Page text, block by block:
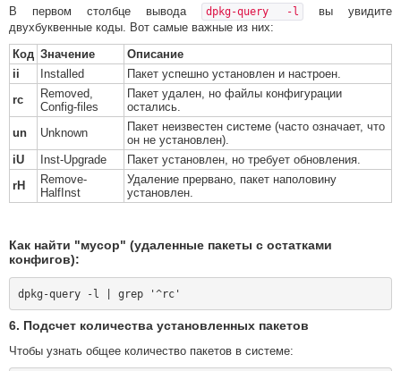
В первом столбце вывода dpkg-query -l
вы увидите
двухбуквенные коды. Вот самые важные из них:
Код Значение
Описание
ii
Installed
Пакет успешно установлен и настроен.
rc
Removed,
Config-files
Пакет удален, но файлы конфигурации
остались.
un
Unknown
Пакет неизвестен системе (часто означает, что
он не установлен).
iU
Inst-Upgrade
Пакет установлен, но требует обновления.
rH
Remove-
HalfInst
Удаление прервано, пакет наполовину
установлен.
Как найти "мусор" (удаленные пакеты с остатками
конфигов):
6. Подсчет количества установленных пакетов
Чтобы узнать общее количество пакетов в системе: